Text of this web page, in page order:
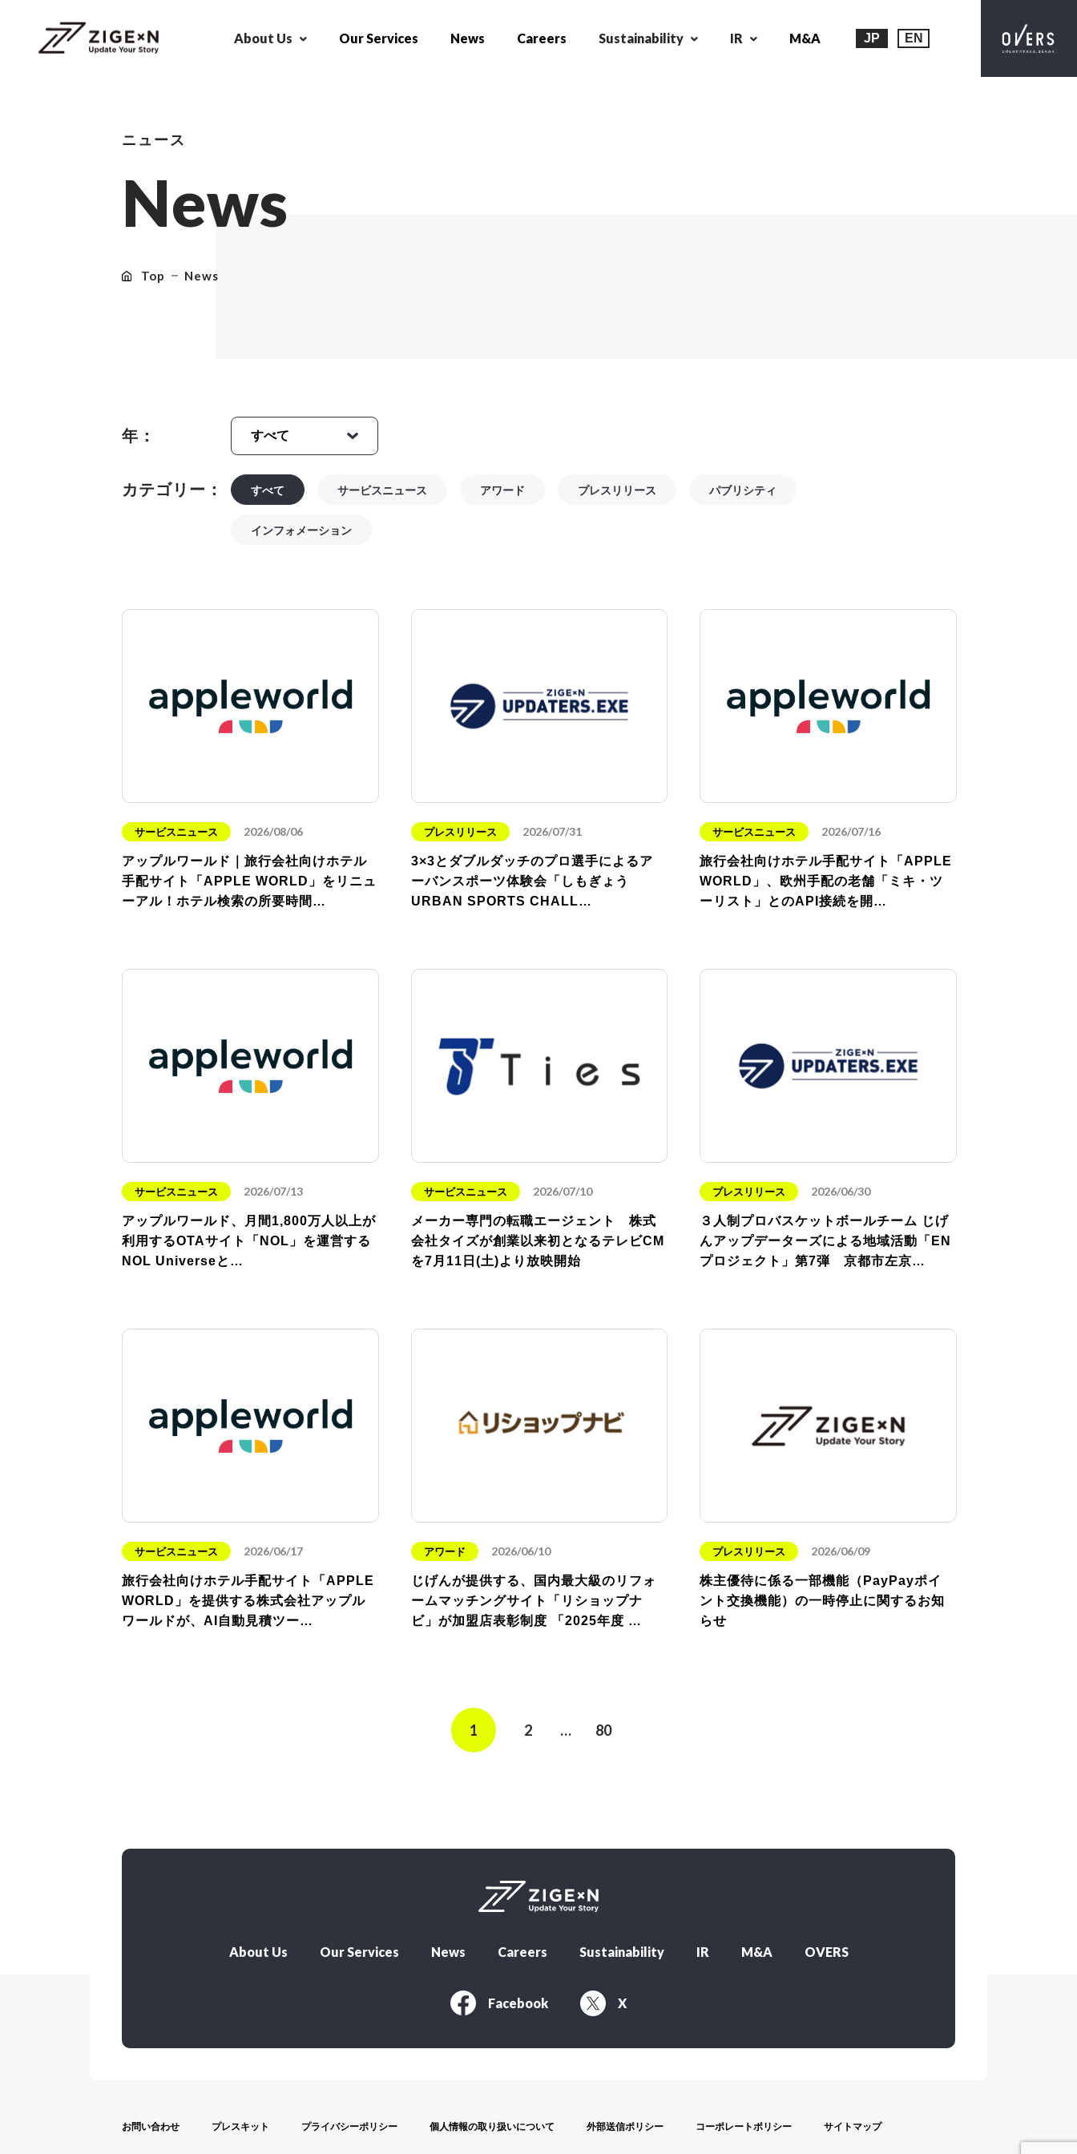
About Us Our Services News Careers Sustainability IR M&A JP EN
ニュース
News
Top News
年：
カテゴリー： すべて サービスニュース アワード プレスリリース パブリシティ
インフォメーション
サービスニュース 2026/08/06
アップルワールド｜旅行会社向けホテル
手配サイト「APPLE WORLD」をリニュ
ーアル！ホテル検索の所要時間…
プレスリリース 2026/07/31
3×3とダブルダッチのプロ選手によるア
ーバンスポーツ体験会「しもぎょう
URBAN SPORTS CHALL…
サービスニュース 2026/07/16
旅行会社向けホテル手配サイト「APPLE
WORLD」、欧州手配の老舗「ミキ・ツ
ーリスト」とのAPI接続を開…
サービスニュース 2026/07/13
アップルワールド、月間1,800万人以上が
利用するOTAサイト「NOL」を運営する
NOL Universeと…
サービスニュース 2026/07/10
メーカー専門の転職エージェント 株式
会社タイズが創業以来初となるテレビCM
を7月11日(土)より放映開始
プレスリリース 2026/06/30
３人制プロバスケットボールチーム じげ
んアップデーターズによる地域活動「EN
プロジェクト」第7弾 京都市左京…
サービスニュース 2026/06/17
旅行会社向けホテル手配サイト「APPLE
WORLD」を提供する株式会社アップル
ワールドが、AI自動見積ツー…
アワード 2026/06/10
じげんが提供する、国内最大級のリフォ
ームマッチングサイト「リショップナ
ビ」が加盟店表彰制度 「2025年度 …
プレスリリース 2026/06/09
株主優待に係る一部機能（PayPayポイ
ント交換機能）の一時停止に関するお知
らせ
1 2 … 80
About Us Our Services News Careers Sustainability IR M&A OVERS
Facebook X
お問い合わせ プレスキット プライバシーポリシー 個人情報の取り扱いについて 外部送信ポリシー コーポレートポリシー サイトマップ